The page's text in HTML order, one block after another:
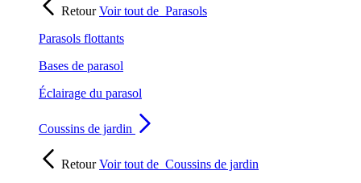
RetourVoir tout de Parasols
Parasols flottants
Bases de parasol
Éclairage du parasol
Coussins de jardin
RetourVoir tout de Coussins de jardin